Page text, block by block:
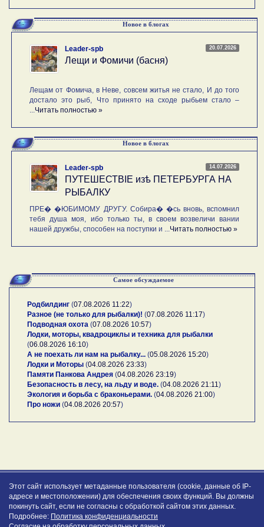
Новое в блогах
20.07.2026
Leader-spb
Лещи и Фомичи (басня)
Лещам от Фомича, в Неве, совсем житья не стало, И до того
достало это рыб, Что принято на сходе рыбьем стало –
Читать полностью »
Новое в блогах
14.07.2026
Leader-spb
ПУТЕШЕСТВIE изѣ ПЕТЕРБУРГА НА
РЫБАЛКУ
ПРЕ� �ЮБИМОМУ ДРУГУ. Собира� �сь вновь, вспомнил
тебя душа моя, ибо только ты, в своем возвеличи вании
нашей дружбы, способен на поступки и ... Читать полностью »
Самое обсуждаемое
Родбилдинг (07.08.2026 11:22)
Разное (не только для рыбалки)! (07.08.2026 11:17)
Подводная охота (07.08.2026 10:57)
Лодки, моторы, квадроциклы и техника для рыбалки
(06.08.2026 16:10)
А не поехать ли нам на рыбалку... (05.08.2026 15:20)
Лодки и Моторы (04.08.2026 23:33)
Памяти Панкова Андрея (04.08.2026 23:19)
Безопасность в лесу, на льду и воде. (04.08.2026 21:11 )
Экология и борьба с браконьерами. (04.08.2026 21:00)
Про ножи (04.08.2026 20:57)
Этот сайт использует метаданные пользователя (cookie, данные об IP-
адресе и местоположении) для обеспечения своих функций. Вы должны
покинуть сайт, если не согласны с обработкой сайтом этих данных.
Подробнее: Политика конфиденциальности